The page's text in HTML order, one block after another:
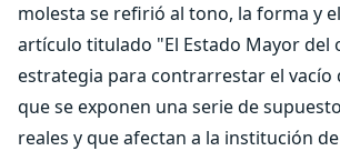
molesta se refirió al tono, la forma y
artículo titulado "El Estado Mayor del
estrategia para contrarrestar el vacío
que se exponen una serie de
reales y que afectan a la institución